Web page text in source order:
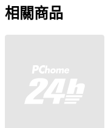
相關商品